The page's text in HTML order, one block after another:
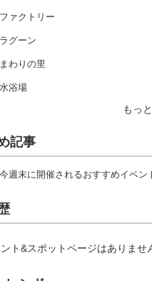
ァクトリー
グーン
わりの里
浴場
もっ
記事
週末に開催されるおすすめイベン
ト&スポットページはありませ